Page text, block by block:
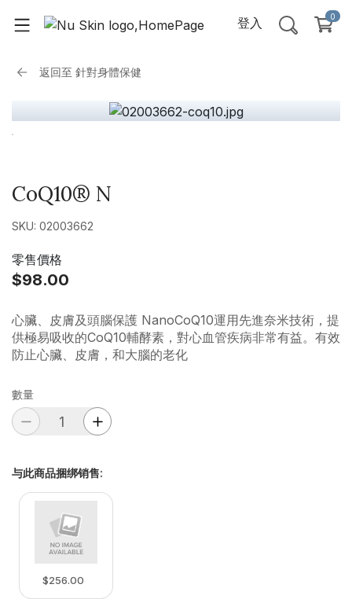
登入 0
返回至 針對身體保健
CoQ10® N
SKU: 02003662
零售價格
$98.00
心臟、皮膚及頭腦保護 NanoCoQ10運用先進奈米技術，提
供極易吸收的CoQ10輔酵素，對心血管疾病非常有益。有效
防止心臟、皮膚，和大腦的老化
數量
与此商品捆绑销售:
$256.00